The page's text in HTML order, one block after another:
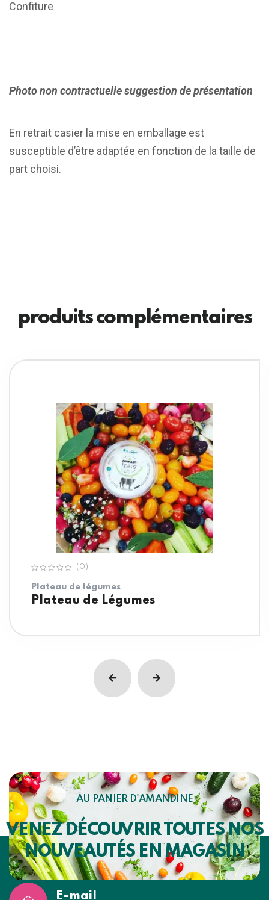
Confiture
Photo non contractuelle suggestion de présentation
En retrait casier la mise en emballage est
susceptible d’être adaptée en fonction de la taille de
part choisi.
produits complémentaires
(0)
Plateau de légumes
Plateau de Légumes
AU PANIER D'AMANDINE
VENEZ DÉCOUVRIR TOUTES NOS
NOUVEAUTÉS EN MAGASIN
E-mail